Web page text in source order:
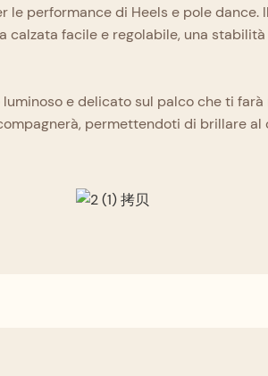
performance di Heels e pole
facile e regolabile, una
e delicato sul palco che ti
permettendoti di brillare